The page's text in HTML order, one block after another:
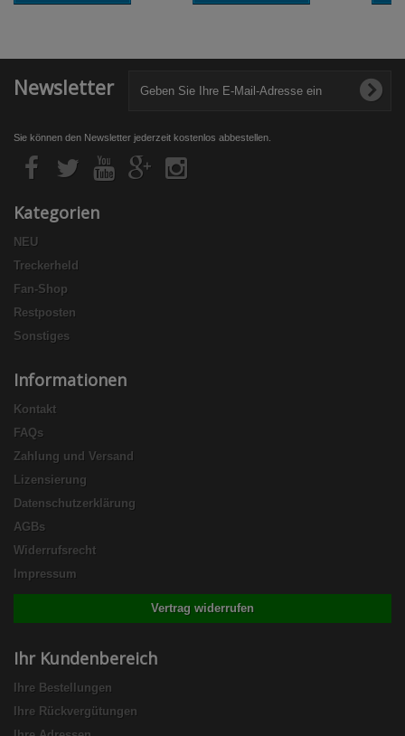
Newsletter
Sie können den Newsletter jederzeit kostenlos abbestellen.
Kategorien
NEU
Treckerheld
Fan-Shop
Restposten
Sonstiges
Informationen
Kontakt
FAQs
Zahlung und Versand
Lizensierung
Datenschutzerklärung
AGBs
Widerrufsrecht
Impressum
Vertrag widerrufen
Ihr Kundenbereich
Ihre Bestellungen
Ihre Rückvergütungen